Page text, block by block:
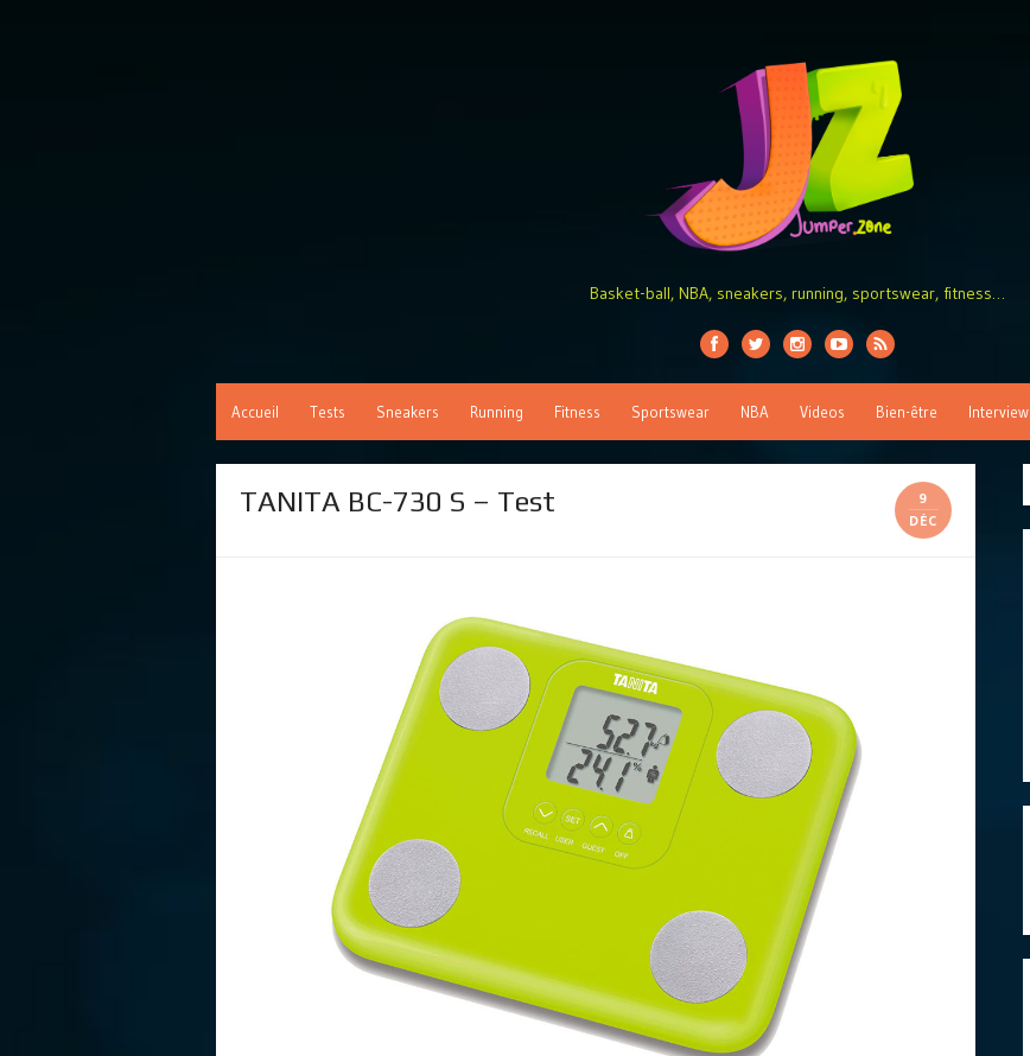
Basket-ball, NBA, sneakers, running, sportswear, fitness…
Accueil Tests Sneakers Running Fitness Sportswear NBA Videos Bien-être Interview
TANITA BC-730 S – Test
9
DÉC